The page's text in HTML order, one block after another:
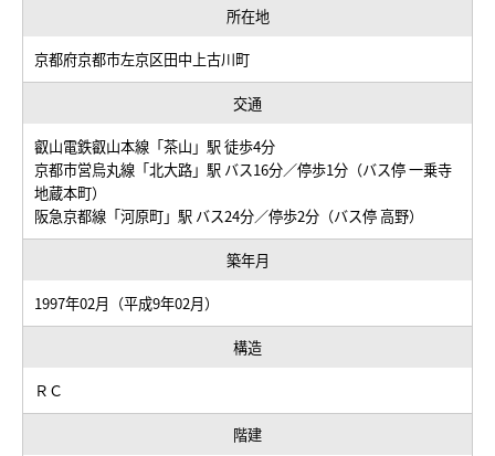
所在地
京都府京都市左京区田中上古川町
交通
叡山電鉄叡山本線「茶山」駅 徒歩4分
京都市営烏丸線「北大路」駅 バス16分／停歩1分（バス停 一乗寺
地蔵本町）
阪急京都線「河原町」駅 バス24分／停歩2分（バス停 高野）
築年月
1997年02月（平成9年02月）
構造
ＲＣ
階建